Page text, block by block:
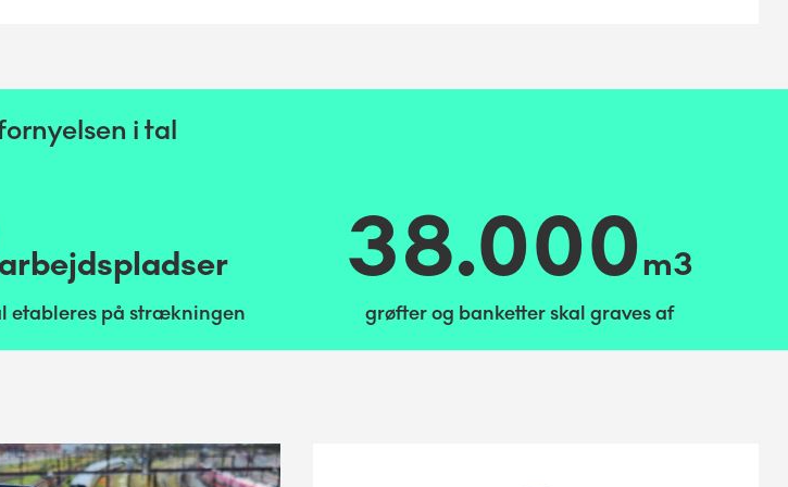
i tal
etableres på strækningen
38.000m3
grøfter og banketter skal graves af